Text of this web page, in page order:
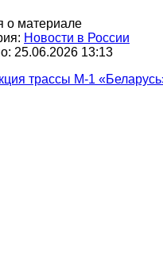
о материале
Новости в России
25.06.2026 13:13